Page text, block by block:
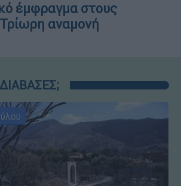
έμφραγμα στους
αναμονή